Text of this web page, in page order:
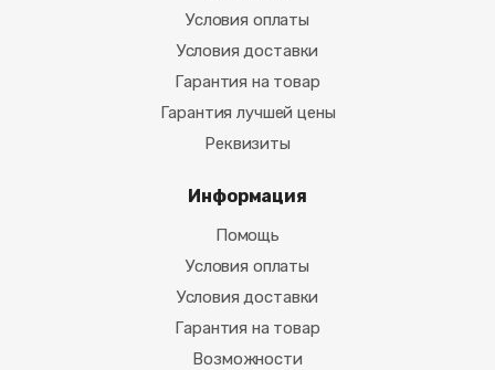
Условия оплаты
Условия доставки
Гарантия на товар
Гарантия лучшей цены
Реквизиты
Информация
Помощь
Условия оплаты
Условия доставки
Гарантия на товар
Возможности